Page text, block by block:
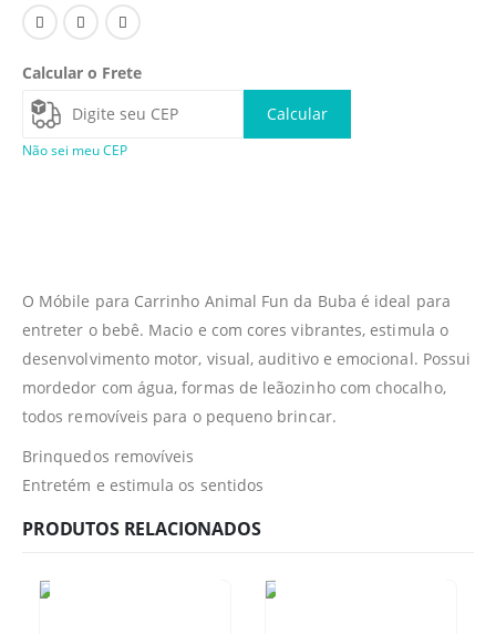
Calcular o Frete
Calcular
Não sei meu CEP
O Móbile para Carrinho Animal Fun da Buba é ideal para
entreter o bebê. Macio e com cores vibrantes, estimula o
desenvolvimento motor, visual, auditivo e emocional. Possui
mordedor com água, formas de leãozinho com chocalho,
todos removíveis para o pequeno brincar.
Brinquedos removíveis
Entretém e estimula os sentidos
PRODUTOS RELACIONADOS